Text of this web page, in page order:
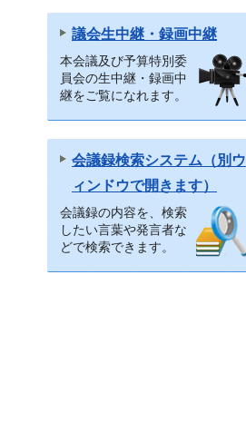
議会生中継・録画中継
本会議及び予算特別委
員会の生中継・録画中
継をご覧になれます。
会議録検索システム（別ウ
ィンドウで開きます）
会議録の内容を、検索
したい言葉や発言者な
どで検索できます。